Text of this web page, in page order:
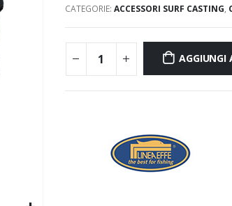
CATEGORIE: ACCESSORI SURF CASTING,
AGGIUNGI